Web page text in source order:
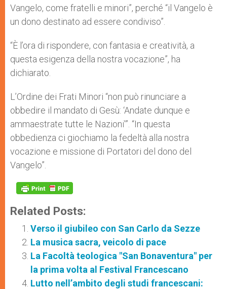
Vangelo, come fratelli e minori”, perché “il Vangelo è
un dono destinato ad essere condiviso”.
“È l’ora di rispondere, con fantasia e creatività, a
questa esigenza della nostra vocazione”, ha
dichiarato.
L’Ordine dei Frati Minori “non può rinunciare a
obbedire il mandato di Gesù: ‘Andate dunque e
ammaestrate tutte le Nazioni'”. “In questa
obbedienza ci giochiamo la fedeltà alla nostra
vocazione e missione di Portatori del dono del
Vangelo”.
Related Posts:
Verso il giubileo con San Carlo da Sezze
La musica sacra, veicolo di pace
La Facoltà teologica "San Bonaventura" per
la prima volta al Festival Francescano
Lutto nell’ambito degli studi francescani: